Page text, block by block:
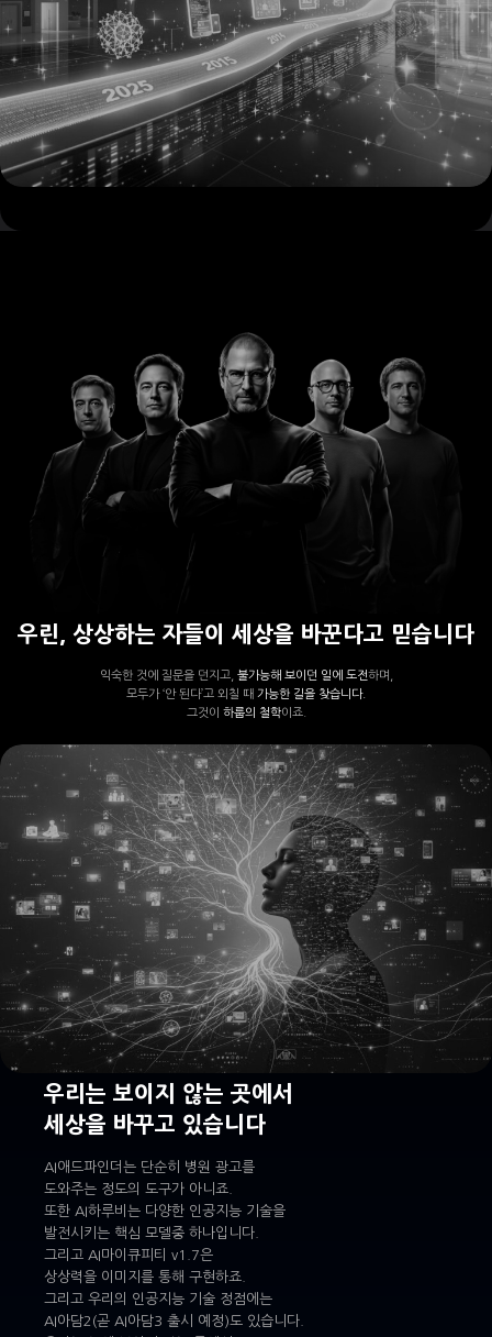
우린, 상상하는 자들이 세상을 바꾼다고 믿습니다
익숙한 것에 질문을 던지고, 불가능해 보이던 일에 도전하며,
모두가 ‘안 된다’고 외칠 때 가능한 길을 찾습니다.
그것이 하룹의 철학이죠.
우리는 보이지 않는 곳에서
세상을 바꾸고 있습니다
AI애드파인더는 단순히 병원 광고를
도와주는 정도의 도구가 아니죠.
또한 AI하루비는 다양한 인공지능 기술을
발전시키는 핵심 모델중 하나입니다.
그리고 AI마이큐피티 v1.7은
상상력을 이미지를 통해 구현하죠.
그리고 우리의 인공지능 기술 정점에는
AI아담2(곧 AI아담3 출시 예정)도 있습니다.